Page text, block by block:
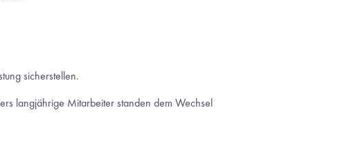
sicherstellen.
langjährige Mitarbeiter standen dem Wechsel